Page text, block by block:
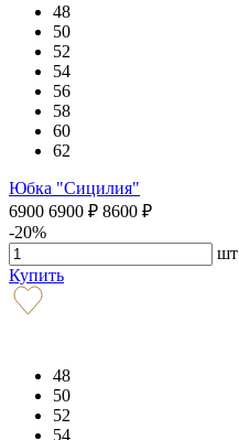
48
50
52
54
56
58
60
62
Юбка "Сицилия"
6900 6900 ₽ 8600 ₽
-20%
шт
Купить
48
50
52
54